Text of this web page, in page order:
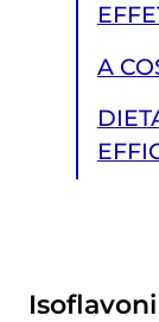
A
Isoflavoni